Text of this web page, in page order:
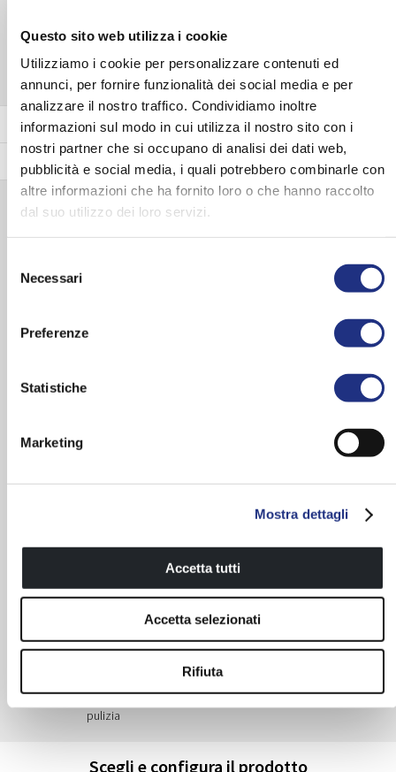
Questo sito web utilizza i cookie
Utilizziamo i cookie per personalizzare contenuti ed
annunci, per fornire funzionalità dei social media e per
analizzare il nostro traffico. Condividiamo inoltre
informazioni sul modo in cui utilizza il nostro sito con i
nostri partner che si occupano di analisi dei dati web,
pubblicità e social media, i quali potrebbero combinarle con
altre informazioni che ha fornito loro o che hanno raccolto
dal suo utilizzo dei loro servizi.
delNecessari
Preferenze
Statistiche
Marketing
Mostra dettagli
Accetta tutti
Accetta selezionati
Rifiuta
Colore profilo
Vetro
Accessori di complemento
Piastra scorrevole utilizzata
per la protezione del binario
scorrevoli per una facile
pulizia
apertura e chiusura
Scegli e configura il prodotto